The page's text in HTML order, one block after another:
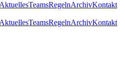
AktuellesTeamsRegelnArchivKontakt
AktuellesTeamsRegelnArchivKontakt